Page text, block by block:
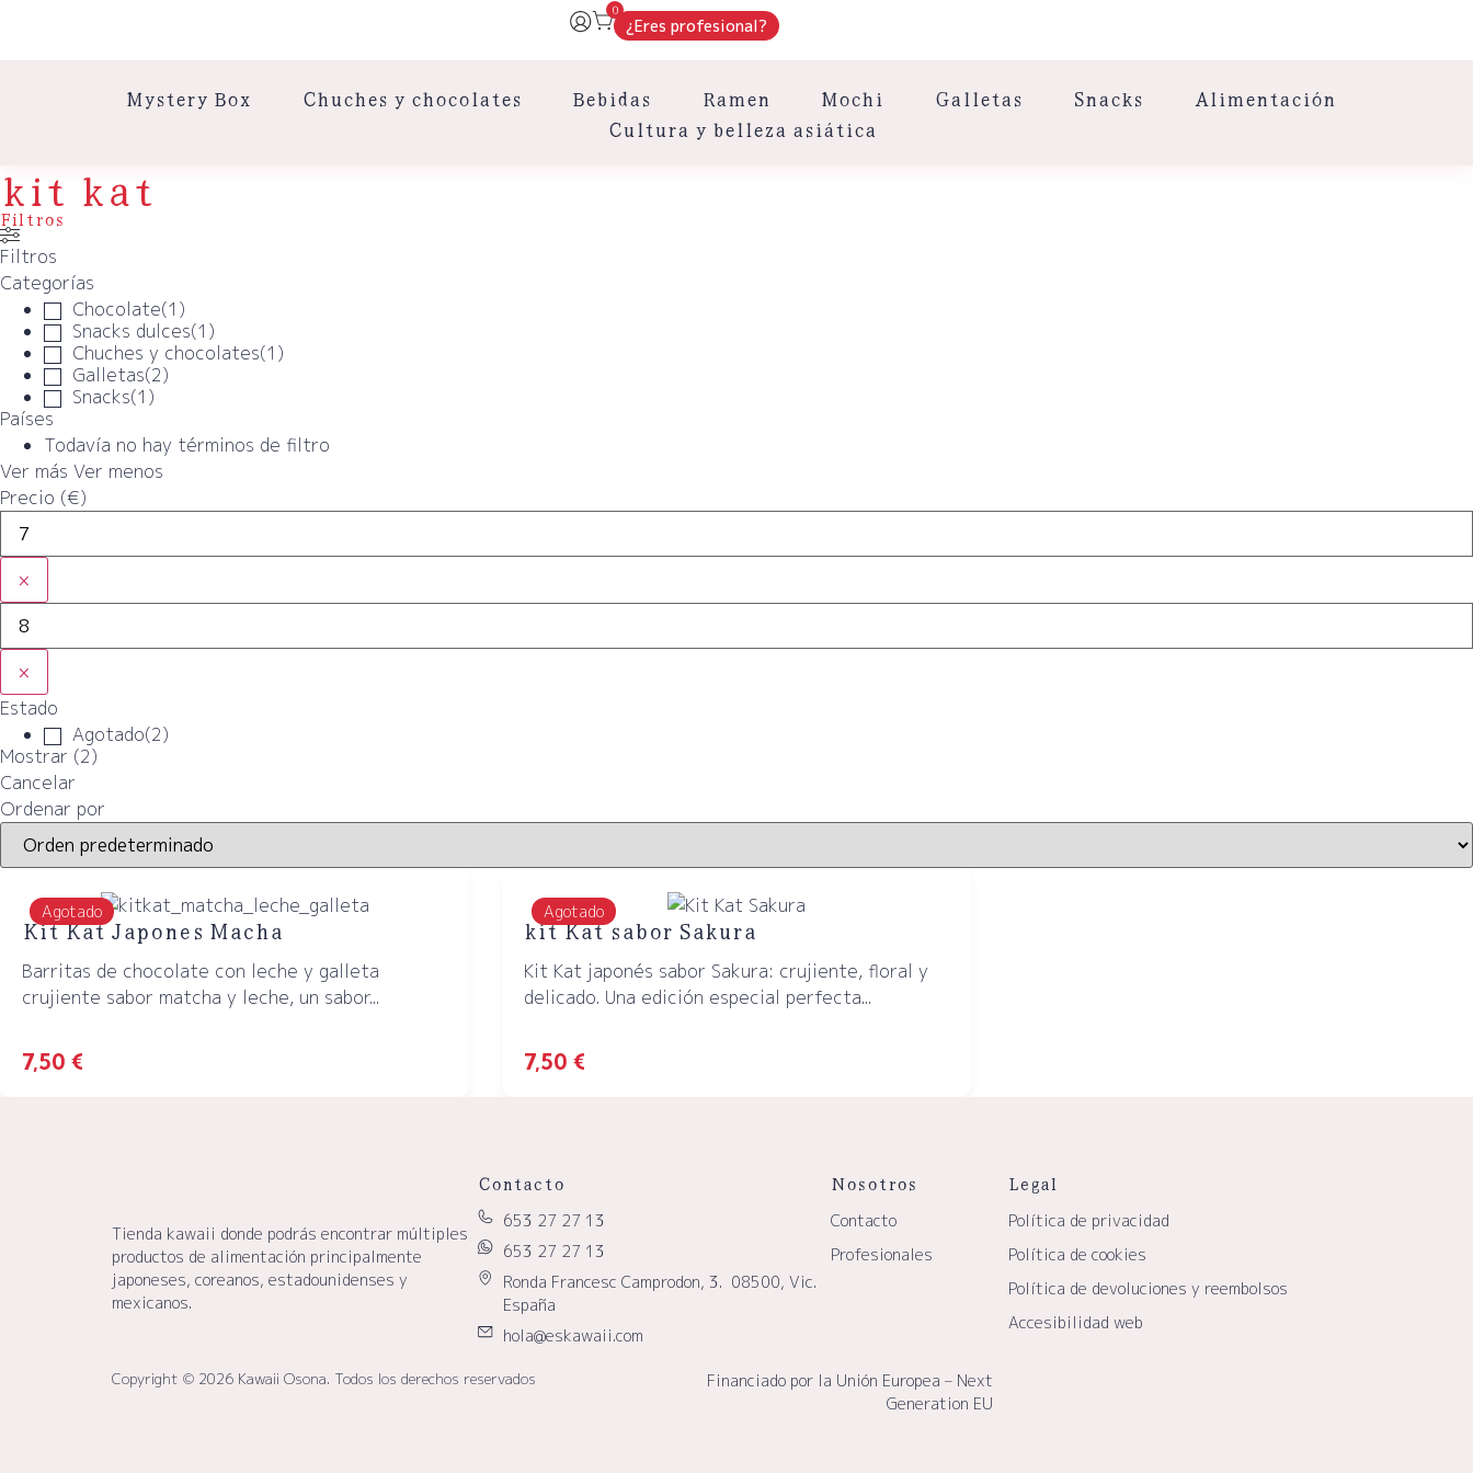
0
¿Eres profesional?
Mystery Box Chuches y chocolates Bebidas Ramen Mochi Galletas Snacks
Alimentación
Cultura y belleza asiática
kit kat
Filtros
Filtros
Categorías
Chocolate(1 )
Snacks dulces(1 )
Chuches y chocolates(1 )
Galletas(2)
Snacks(1 )
Países
Todavía no hay términos de filtro
Ver más Ver menos
Precio (€)
×
×
Estado
Agotado(2)
Mostrar (2)
Cancelar
Ordenar por
Agotado
Kit Kat Japones Macha
Barritas de chocolate con leche y galleta
crujiente sabor matcha y leche, un sabor...
7,50 €
Agotado
kit Kat sabor Sakura
Kit Kat japonés sabor Sakura: crujiente, floral y
delicado. Una edición especial perfecta...
7,50 €
Tienda kawaii donde podrás encontrar múltiples
productos de alimentación principalmente
japoneses, coreanos, estadounidenses y
mexicanos.
Contacto
653 27 27 13
653 27 27 13
Ronda Francesc Camprodon, 3. 08500, Vic.
España
hola@eskawaii.com
Nosotros
Contacto
Profesionales
Legal
Política de privacidad
Política de cookies
Política de devoluciones y reembolsos
Accesibilidad web
Copyright © 2026 Kawaii Osona. Todos los derechos reservados
Financiado por la Unión Europea – Next
Generation EU